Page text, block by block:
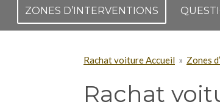
ZONES D’INTERVENTIONS
Rachat voiture Accueil » Zones
Rachat